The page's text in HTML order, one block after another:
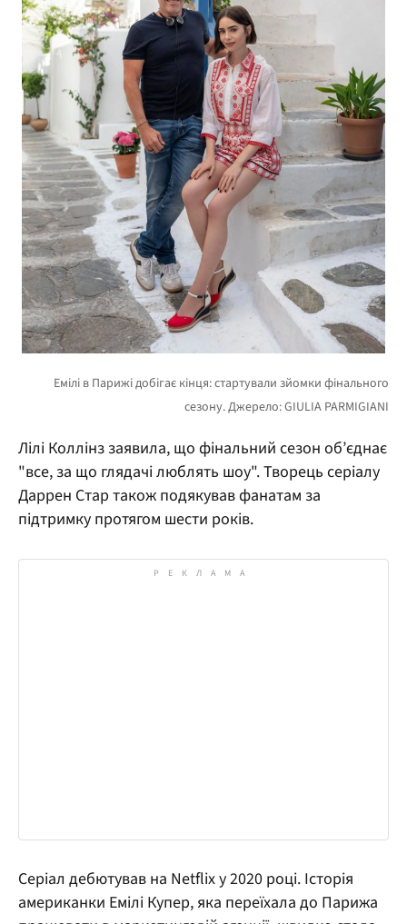
Лілі Коллінз заявила, що фінальний сезон об’єднає
"все, за що глядачі люблять шоу". Творець серіалу
Даррен Стар також подякував фанатам за
підтримку протягом шести років.
Серіал дебютував на Netflix у 2020 році. Історія
американки Емілі Купер, яка переїхала до Парижа